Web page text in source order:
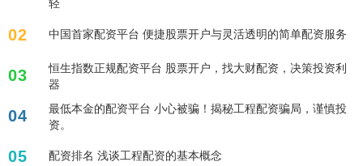
02 中国首家配资平台 便捷股票开户与灵活透明的简单配资服务
03
恒生指数正规配资平台 股票开户，找大财配资，决策投资利
器
04
最低本金的配资平台 小心被骗！揭秘工程配资骗局，谨慎投
资。
05 配资排名 浅谈工程配资的基本概念